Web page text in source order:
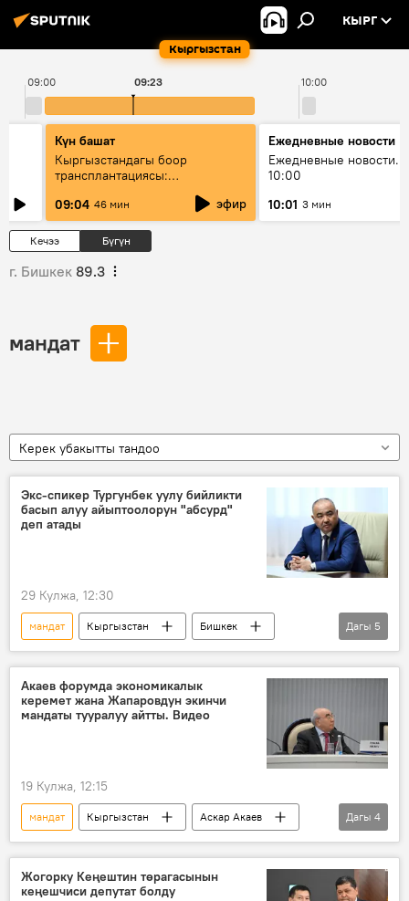
Кыргызстан
КЫРГ
09:00 10:00
09:23
Күн башат
Кыргызстандагы боор
трансплантациясы:
жетишкендиктер жана өнүгүү
келечеги
09:04 46 мин эфир
Ежедневные новости
Ежедневные новости.
10:00
10:01 3 мин
Кечээ Бүгүн
г. Бишкек 89.3
мандат
Керек убакытты тандоо
Экс-спикер Тургунбек уулу бийликти
басып алуу айыптоолорун "абсурд"
деп атады
29 Кулжа, 12:30
мандат Кыргызстан
Бишкек
сот
Отурум
Нурланбек Тургунбек уулу
спикер
Марлен Маматалиев
Дагы 5
Акаев форумда экономикалык
керемет жана Жапаровдун экинчи
мандаты тууралуу айтты. Видео
19 Кулжа, 12:15
мандат Кыргызстан
Аскар Акаев
Садыр Жапаров
Ысык-Көл форуму
Экономика
керемет
Дагы 4
Жогорку Кеңештин төрагасынын
кеңешчиси депутат болду